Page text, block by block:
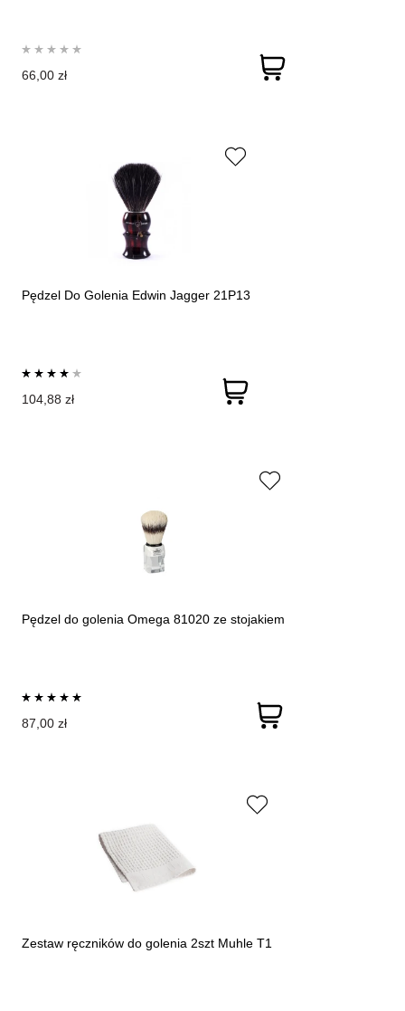
66,00 zł
Pędzel Do Golenia Edwin Jagger 21P13
104,88 zł
Pędzel do golenia Omega 81020 ze stojakiem
87,00 zł
Zestaw ręczników do golenia 2szt Muhle T1